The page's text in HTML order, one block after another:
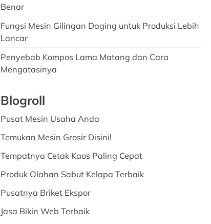
Benar
Fungsi Mesin Gilingan Daging untuk Produksi Lebih
Lancar
Penyebab Kompos Lama Matang dan Cara
Mengatasinya
Blogroll
Pusat Mesin Usaha Anda
Temukan Mesin Grosir Disini!
Tempatnya Cetak Kaos Paling Cepat
Produk Olahan Sabut Kelapa Terbaik
Pusatnya Briket Ekspor
Jasa Bikin Web Terbaik